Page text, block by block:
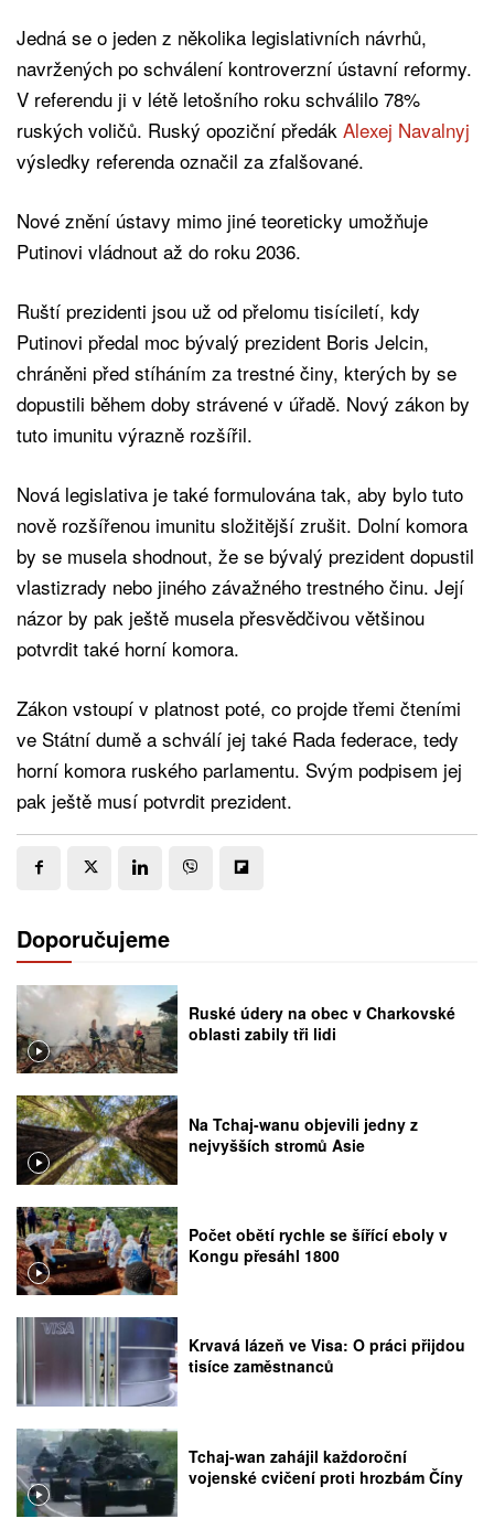
Jedná se o jeden z několika legislativních návrhů,
navržených po schválení kontroverzní ústavní reformy.
V referendu ji v létě letošního roku schválilo 78%
ruských voličů. Ruský opoziční předák Alexej Navalnyj
výsledky referenda označil za zfalšované.
Nové znění ústavy mimo jiné teoreticky umožňuje
Putinovi vládnout až do roku 2036.
Ruští prezidenti jsou už od přelomu tisíciletí, kdy
Putinovi předal moc bývalý prezident Boris Jelcin,
chráněni před stíháním za trestné činy, kterých by se
dopustili během doby strávené v úřadě. Nový zákon by
tuto imunitu výrazně rozšířil.
Nová legislativa je také formulována tak, aby bylo tuto
nově rozšířenou imunitu složitější zrušit. Dolní komora
by se musela shodnout, že se bývalý prezident dopustil
vlastizrady nebo jiného závažného trestného činu. Její
názor by pak ještě musela přesvědčivou většinou
potvrdit také horní komora.
Zákon vstoupí v platnost poté, co projde třemi čteními
ve Státní dumě a schválí jej také Rada federace, tedy
horní komora ruského parlamentu. Svým podpisem jej
pak ještě musí potvrdit prezident.
Doporučujeme
Ruské údery na obec v Charkovské
oblasti zabily tři lidi
Na Tchaj-wanu objevili jedny z
nejvyšších stromů Asie
Počet obětí rychle se šířící eboly v
Kongu přesáhl 1800
Krvavá lázeň ve Visa: O práci přijdou
tisíce zaměstnanců
Tchaj-wan zahájil každoroční
vojenské cvičení proti hrozbám Číny